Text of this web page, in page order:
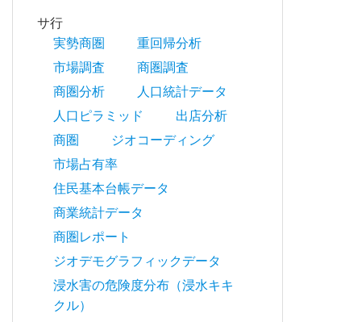
サ行
実勢商圏
重回帰分析
市場調査
商圏調査
商圏分析
人口統計データ
人口ピラミッド
出店分析
商圏
ジオコーディング
市場占有率
住民基本台帳データ
商業統計データ
商圏レポート
ジオデモグラフィックデータ
浸水害の危険度分布（浸水キキ
クル）